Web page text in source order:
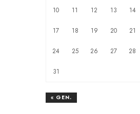
10 11 12 13 14
17 18 19 20 21
24 25 26 27 28
31
« GEN.